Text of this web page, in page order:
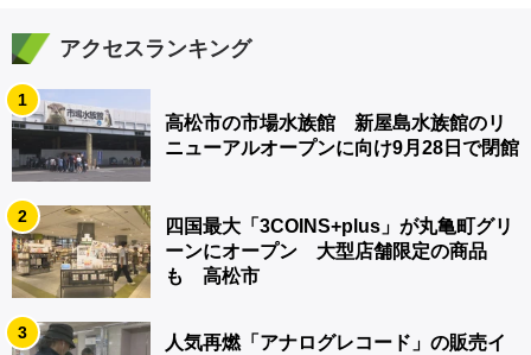
アクセスランキング
1
高松市の市場水族館 新屋島水族館のリ
ニューアルオープンに向け9月28日で閉館
2
四国最大「3COINS+plus」が丸亀町グリ
ーンにオープン 大型店舗限定の商品
も 高松市
3
人気再燃「アナログレコード」の販売イ